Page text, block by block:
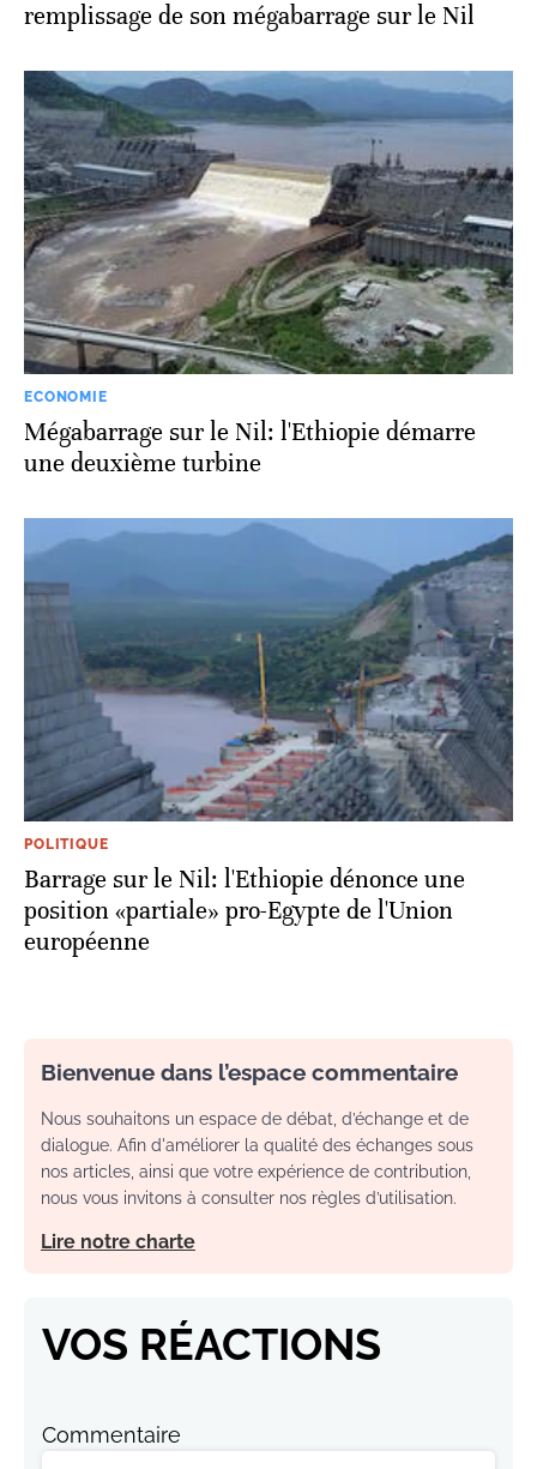
remplissage de son mégabarrage sur le Nil
ECONOMIE
Mégabarrage sur le Nil: l'Ethiopie démarre
une deuxième turbine
POLITIQUE
Barrage sur le Nil: l'Ethiopie dénonce une
position «partiale» pro-Egypte de l'Union
européenne
Bienvenue dans l’espace commentaire
Nous souhaitons un espace de débat, d’échange et de
dialogue. Afin d'améliorer la qualité des échanges sous
nos articles, ainsi que votre expérience de contribution,
nous vous invitons à consulter nos règles d’utilisation.
Lire notre charte
VOS RÉACTIONS
Commentaire